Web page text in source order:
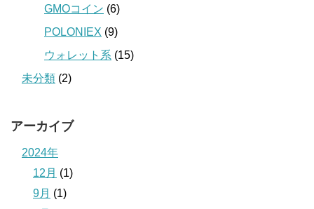
GMOコイン (6)
POLONIEX (9)
ウォレット系 (15)
未分類 (2)
アーカイブ
2024年
12月 (1)
9月 (1)